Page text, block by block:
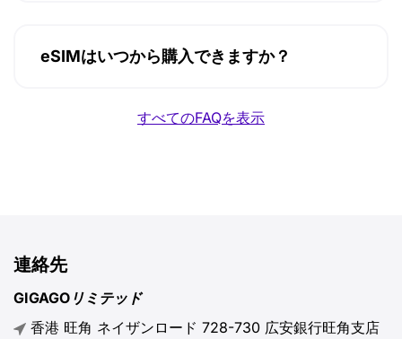
eSIMはいつから購入できますか？
すべてのFAQを表示
連絡先
GIGAGOリミテッド
香港 旺角 ネイザンロード 728-730 広安銀行旺角支店